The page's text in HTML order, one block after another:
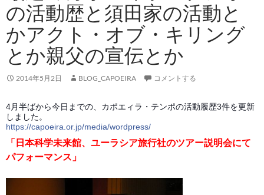
キ
ッ
プ
の活動歴と須田家の活動と
かアクト・オブ・キリング
とか親父の宣伝とか
2014年5月2日 BLOG_CAPOEIRA コメントする
4月半ばから今日までの、カポエィラ・テンポの活動履歴3件を更新
しました。
https://capoeira.or.jp/media/wordpress/
「日本科学未来館、ユーラシア旅行社のツアー説明会にて
パフォーマンス」